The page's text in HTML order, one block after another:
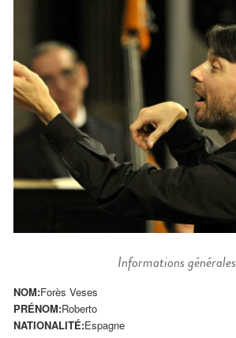
Informations générales
NOM:Forès Veses
PRÉNOM:Roberto
NATIONALITÉ:Espagne